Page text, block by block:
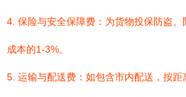
4. 保险与安全保障费：为货物投保防盗
成本的1-3%。
5. 运输与配送费：如包含市内配送，按